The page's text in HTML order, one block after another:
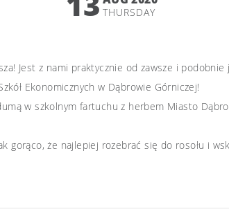
THURSDAY
Jest z nami praktycznie od zawsze i podobnie
Ekonomicznych w Dąbrowie Górniczej!
w szkolnym fartuchu z herbem Miasto
gorąco, że najlepiej rozebrać się do rosołu i